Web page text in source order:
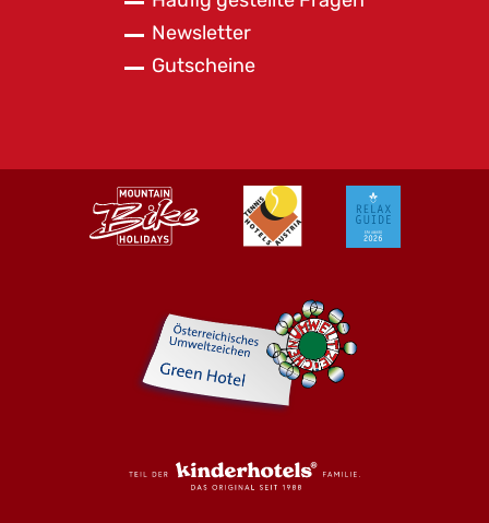
Newsletter
Gutscheine